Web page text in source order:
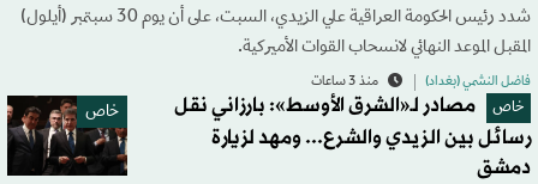
شدد رئيس الحكومة العراقية علي الزيدي، السبت، على أن يوم 30 سبتمبر (أيلول)
المقبل الموعد النهائي لانسحاب القوات الأميركية.
فاضل النشمي (بغداد) منذ 3 ساعات
خاص خاص
مصادر لـ«الشرق الأوسط»: بارزاني نقل
رسائل بين الزيدي والشرع... ومهد لزيارة
دمشق